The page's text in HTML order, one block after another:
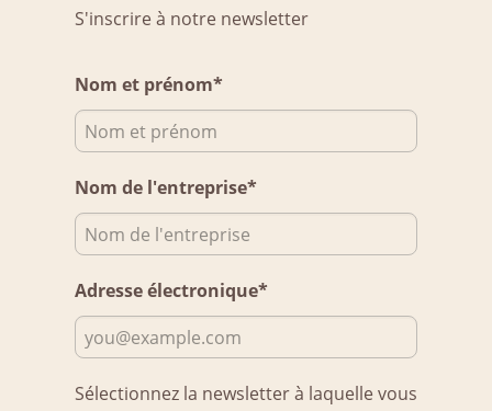
S'inscrire à notre newsletter
Nom et prénom*
Nom de l'entreprise*
Adresse électronique*
Sélectionnez la newsletter à laquelle vous